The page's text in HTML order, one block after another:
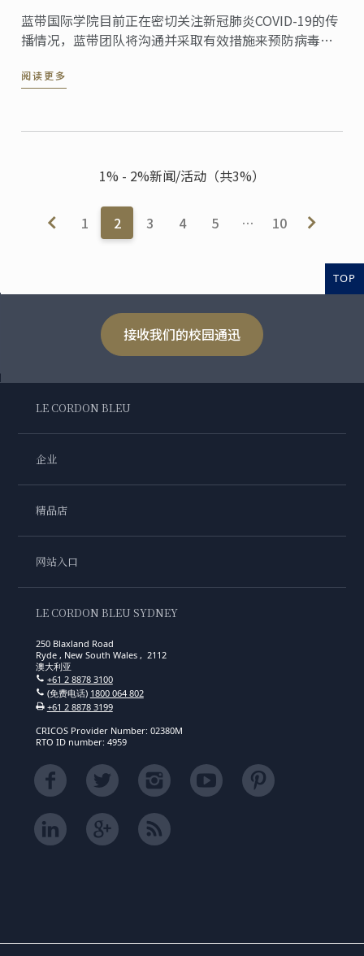
蓝带国际学院目前正在密切关注新冠肺炎COVID-19的传
播情况，蓝带团队将沟通并采取有效措施来预防病毒的
阅读更多
1% - 2%新闻/活动（共3%）
1 2 3 4 5 … 10
TOP
接收我们的校园通迅
LE CORDON BLEU
企业
精品店
网站入口
LE CORDON BLEU SYDNEY
250 Blaxland Road
Ryde , New South Wales , 2112
澳大利亚
+61 2 8878 3100
(免费电话) 1800 064 802
+61 2 8878 3199
CRICOS Provider Number: 02380M
RTO ID number: 4959